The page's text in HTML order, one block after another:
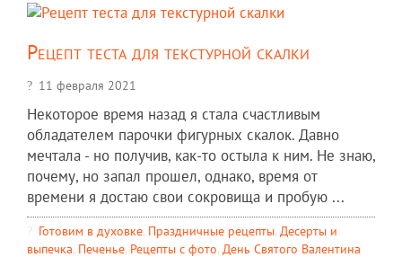
Рецепт теста для текстурной скалки
11 февраля 2021
Некоторое время назад я стала счастливым
обладателем парочки фигурных скалок. Давно
мечтала - но получив, как-то остыла к ним. Не знаю,
почему, но запал прошел, однако, время от
времени я достаю свои сокровища и пробую ...
Готовим в духовке, Праздничные рецепты, Десерты и
выпечка, Печенье, Рецепты c фото, День Святого Валентина